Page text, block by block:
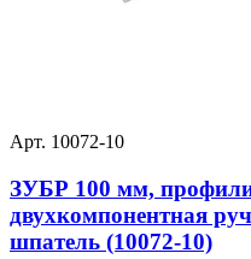
Арт. 10072-10
ЗУБР 100 мм,
двухкомпонентная
шпатель (10072-10)